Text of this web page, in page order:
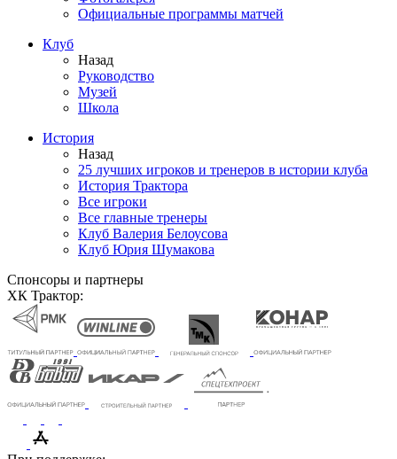
Официальные программы матчей
Клуб
Назад
Руководство
Музей
Школа
История
Назад
25 лучших игроков и тренеров в истории клуба
История Трактора
Все игроки
Все главные тренеры
Клуб Валерия Белоусова
Клуб Юрия Шумакова
Спонсоры и партнеры
ХК Трактор: